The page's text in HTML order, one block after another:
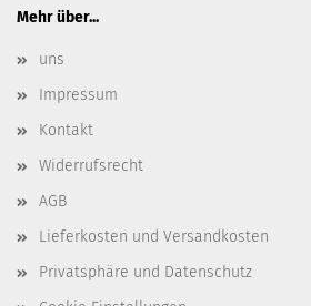
Mehr über...
uns
Impressum
Kontakt
Widerrufsrecht
AGB
Lieferkosten und Versandkosten
Privatsphäre und Datenschutz